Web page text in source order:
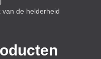
de helderheid